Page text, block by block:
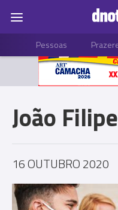
Pessoas
João
16 OUTUBRO 2020